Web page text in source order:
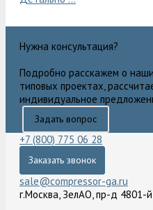
Нужна консультация?
Подробно расскажем о
типовых проектах,
индивидуальное
Задать вопрос
+7 (800) 775 06 28
Заказать звонок
sale@compressor-ga.ru
г.Москва, ЗелАО, пр-д 4801-